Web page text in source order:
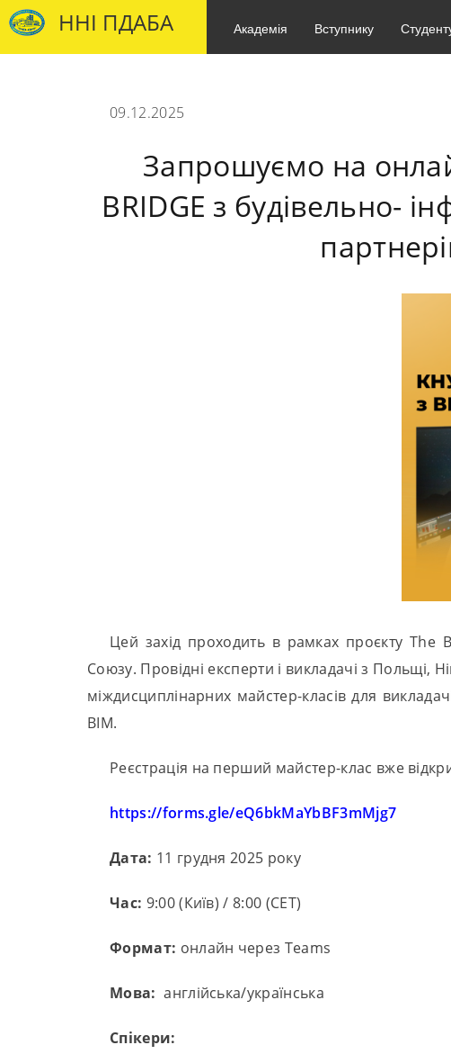
ННІ ПДАБА Академія Вступнику
09.12.2025
Запрошуємо на
BRIDGE з будівельно-
Цей захід проходить в рамках проєкту The
Союзу. Провідні експерти і викладачі з Польщі,
міждисциплінарних майстер-класів для
BIM.
Реєстрація на перший майстер-клас вже
https://forms.gle/eQ6bkMaYbBF3mMjg7
Дата: 11 грудня 2025 року
Час: 9:00 (Київ) / 8:00 (CET)
Формат: онлайн через Teams
Мова: англійська/українська
Спікери: